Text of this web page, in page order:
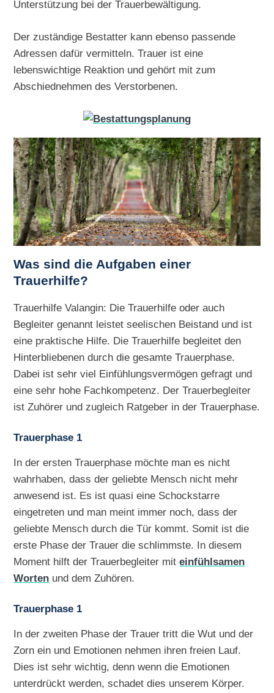
Unterstützung bei der Trauerbewältigung.
Der zuständige Bestatter kann ebenso passende
Adressen dafür vermitteln. Trauer ist eine
lebenswichtige Reaktion und gehört mit zum
Abschiednehmen des Verstorbenen.
Was sind die Aufgaben einer
Trauerhilfe?
Trauerhilfe Valangin: Die Trauerhilfe oder auch
Begleiter genannt leistet seelischen Beistand und ist
eine praktische Hilfe. Die Trauerhilfe begleitet den
Hinterbliebenen durch die gesamte Trauerphase.
Dabei ist sehr viel Einfühlungsvermögen gefragt und
eine sehr hohe Fachkompetenz. Der Trauerbegleiter
ist Zuhörer und zugleich Ratgeber in der Trauerphase.
Trauerphase 1
In der ersten Trauerphase möchte man es nicht
wahrhaben, dass der geliebte Mensch nicht mehr
anwesend ist. Es ist quasi eine Schockstarre
eingetreten und man meint immer noch, dass der
geliebte Mensch durch die Tür kommt. Somit ist die
erste Phase der Trauer die schlimmste. In diesem
Moment hilft der Trauerbegleiter miteinfühlsamen
Worten und dem Zuhören.
Trauerphase 1
In der zweiten Phase der Trauer tritt die Wut und der
Zorn ein und Emotionen nehmen ihren freien Lauf.
Dies ist sehr wichtig, denn wenn die Emotionen
unterdrückt werden, schadet dies unserem Körper.